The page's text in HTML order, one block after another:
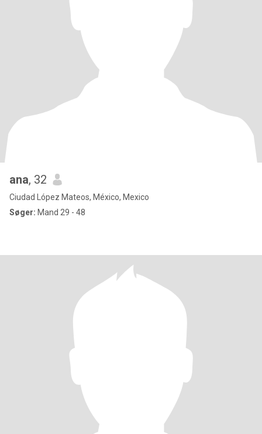
ana, 32
Ciudad López Mateos, México, Mexico
Søger: Mand 29 - 48